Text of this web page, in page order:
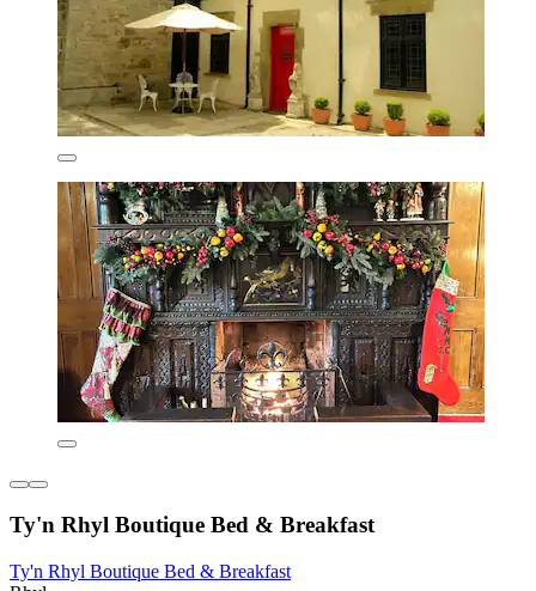
Ty'n Rhyl Boutique Bed & Breakfast
Ty'n Rhyl Boutique Bed & Breakfast